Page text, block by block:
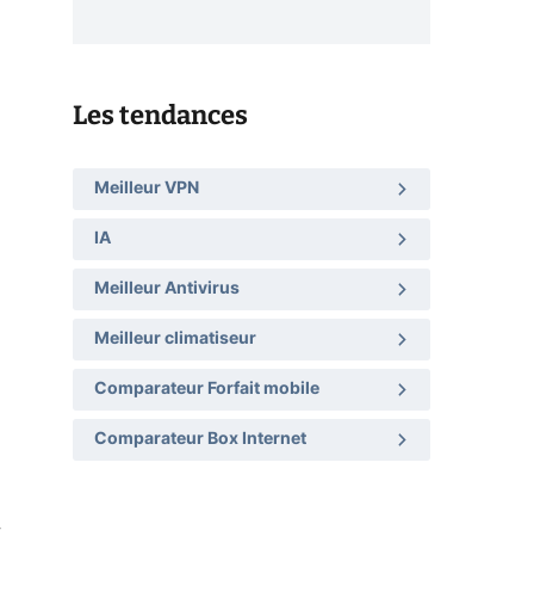
Les tendances
Meilleur VPN
IA
Meilleur Antivirus
Meilleur climatiseur
Comparateur Forfait mobile
Comparateur Box Internet